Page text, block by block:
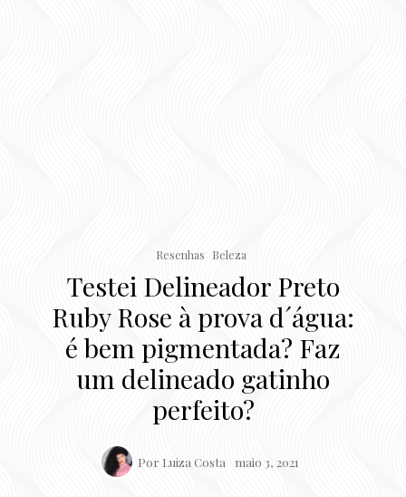
Resenhas Beleza
Testei Delineador Preto
Ruby Rose à prova d´água:
é bem pigmentada? Faz
um delineado gatinho
perfeito?
Por Luiza Costa maio 3, 2021